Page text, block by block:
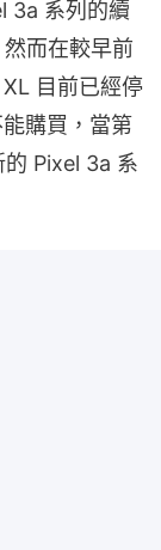
3a 系列的續
而在較早前
目前已經停
購買，當第
Pixel 3a 系